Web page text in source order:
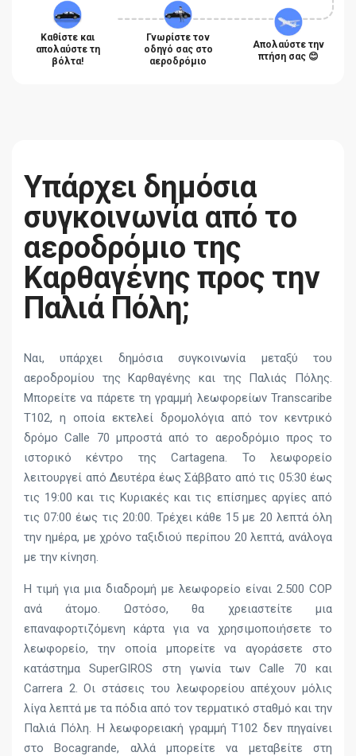
Καθίστε και
απολαύστε τη
βόλτα!
Γνωρίστε τον
οδηγό σας στο
αεροδρόμιο
Απολαύστε την
πτήση σας 😊
Υπάρχει δημόσια
συγκοινωνία από το
αεροδρόμιο της
Καρθαγένης προς την
Παλιά Πόλη;
Ναι, υπάρχει δημόσια συγκοινωνία μεταξύ του
αεροδρομίου της Καρθαγένης και της Παλιάς Πόλης.
Μπορείτε να πάρετε τη γραμμή λεωφορείων Transcaribe
T102, η οποία εκτελεί δρομολόγια από τον κεντρικό
δρόμο Calle 70 μπροστά από το αεροδρόμιο προς το
ιστορικό κέντρο της Cartagena. Το λεωφορείο
λειτουργεί από Δευτέρα έως Σάββατο από τις 05:30 έως
τις 19:00 και τις Κυριακές και τις επίσημες αργίες από
τις 07:00 έως τις 20:00. Τρέχει κάθε 15 με 20 λεπτά όλη
την ημέρα, με χρόνο ταξιδιού περίπου 20 λεπτά, ανάλογα
με την κίνηση.
Η τιμή για μια διαδρομή με λεωφορείο είναι 2.500 COP
ανά άτομο. Ωστόσο, θα χρειαστείτε μια
επαναφορτιζόμενη κάρτα για να χρησιμοποιήσετε το
λεωφορείο, την οποία μπορείτε να αγοράσετε στο
κατάστημα SuperGIROS στη γωνία των Calle 70 και
Carrera 2. Οι στάσεις του λεωφορείου απέχουν μόλις
λίγα λεπτά με τα πόδια από τον τερματικό σταθμό και την
Παλιά Πόλη. Η λεωφορειακή γραμμή T102 δεν πηγαίνει
στο Bocagrande, αλλά μπορείτε να μεταβείτε στη